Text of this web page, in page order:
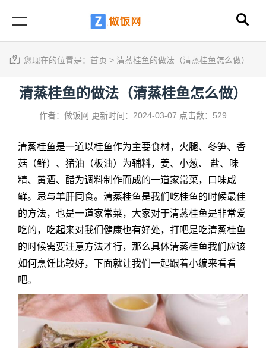
您现在的位置是： 首页 > 清蒸桂鱼的做法（清蒸桂鱼怎么做）
清蒸桂鱼的做法（清蒸桂鱼怎么做）
作者：做饭网 更新时间：2024-03-07 点击数：529
清蒸桂鱼是一道以桂鱼作为主要食材，火腿、冬笋、香
菇（鲜）、猪油（板油）为辅料，姜、小葱、 盐、味
精、黄酒、醋为调料制作而成的一道家常菜，口味咸
鲜。忌与羊肝同食。清蒸桂鱼是我们吃桂鱼的时候最佳
的方法，也是一道家常菜，大家对于清蒸桂鱼是非常爱
吃的，吃起来对我们健康也有好处，打吧是吃清蒸桂鱼
的时候需要注意方法才行，那么具体清蒸桂鱼我们应该
如何烹饪比较好，下面就让我们一起跟着小编来看看
吧。